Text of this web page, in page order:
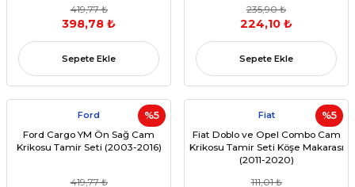
419,77 ₺
398,78 ₺
Sepete Ekle
235,90 ₺
224,10 ₺
Sepete Ekle
%5
Ford
Ford Cargo YM Ön Sağ Cam
Krikosu Tamir Seti (2003-2016)
419,77 ₺
%5
Fiat
Fiat Doblo ve Opel Combo Cam
Krikosu Tamir Seti Köşe Makarası
(2011-2020)
111,01 ₺